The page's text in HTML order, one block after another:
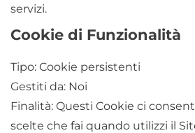
servizi.
Cookie di Funzionalità
Tipo: Cookie persistenti
Gestiti da: Noi
Finalità: Questi Cookie ci
scelte che fai quando utilizzi il